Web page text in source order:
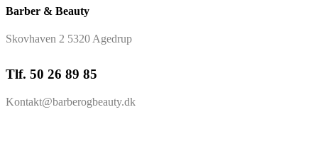
Barber & Beauty
Skovhaven 2 5320 Agedrup
Tlf. 50 26 89 85
Kontakt@barberogbeauty.dk